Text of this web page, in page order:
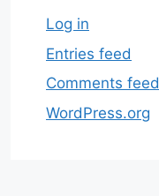
Log in
Entries feed
Comments feed
WordPress.org